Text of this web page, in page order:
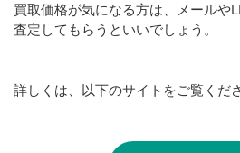
買取価格が気になる方は、メールや
査定してもらうといいでしょう。
詳しくは、以下のサイトをご覧くだ